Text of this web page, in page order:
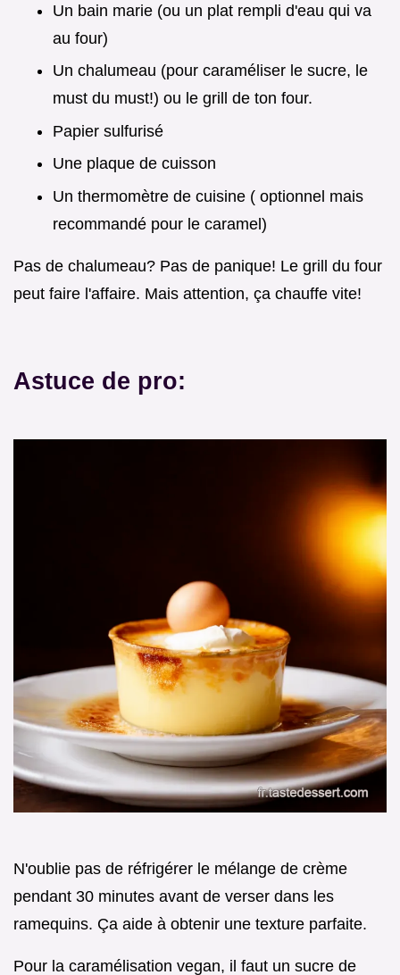
Un bain marie (ou un plat rempli d'eau qui va
au four)
Un chalumeau (pour caraméliser le sucre, le
must du must!) ou le grill de ton four.
Papier sulfurisé
Une plaque de cuisson
Un thermomètre de cuisine ( optionnel mais
recommandé pour le caramel)
Pas de chalumeau? Pas de panique! Le grill du four
peut faire l'affaire. Mais attention, ça chauffe vite!
Astuce de pro:
N'oublie pas de réfrigérer le mélange de crème
pendant 30 minutes avant de verser dans les
ramequins. Ça aide à obtenir une texture parfaite.
Pour la caramélisation vegan, il faut un sucre de